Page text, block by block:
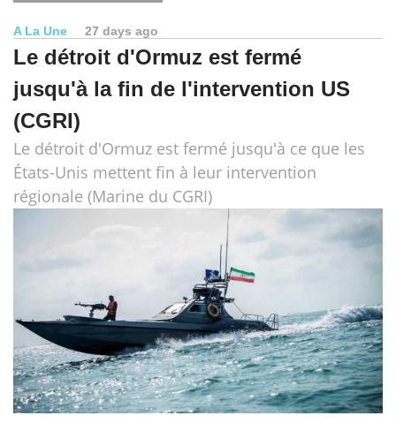
A La Une 27 days ago
Le détroit d'Ormuz est fermé
jusqu'à la fin de l'intervention US
(CGRI)
Le détroit d'Ormuz est fermé jusqu'à ce que les
États-Unis mettent fin à leur intervention
régionale (Marine du CGRI)